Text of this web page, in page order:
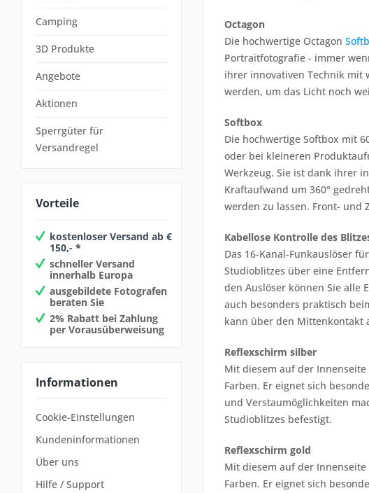
Camping
3D Produkte
Angebote
Aktionen
Sperrgüter für
Versandregel
Vorteile
kostenloser Versand ab €
150,- *
schneller Versand
innerhalb Europa
ausgebildete Fotografen
beraten Sie
2% Rabatt bei Zahlung
per Vorausüberweisung
Informationen
Cookie-Einstellungen
Kundeninformationen
Über uns
Hilfe / Support
Octagon
Die hochwertige Octagon
Portraitfotografie - immer
ihrer innovativen Technik mit
werden, um das Licht noch
Softbox
Die hochwertige Softbox mit
oder bei kleineren
Werkzeug. Sie ist dank ihrer
Kraftaufwand um 360°
werden zu lassen. Front- und
Kabellose Kontrolle des
Das 16-Kanal-Funkauslöser
Studioblitzes über eine
den Auslöser können Sie alle
auch besonders praktisch
kann über den Mittenkontakt
Reflexschirm silber
Mit diesem auf der
Farben. Er eignet sich
und Verstaumöglichkeiten
Studioblitzes befestigt.
Reflexschirm gold
Mit diesem auf der
Farben. Er eignet sich